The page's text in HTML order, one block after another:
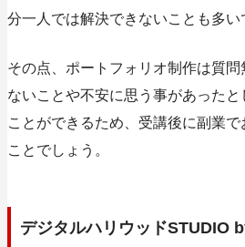
分一人では解決できないことも多い
その点、ポートフォリオ制作は質
ないことや不安に思う事があった
ことができるため、受講後に副業
ことでしょう。
デジタルハリウッドSTUDIO